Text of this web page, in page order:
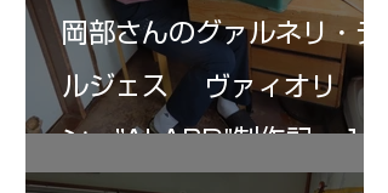
岡部さんのグァルネリ・デ
ルジェス ヴァィオリ
ン ”ALARD"制作記 １2